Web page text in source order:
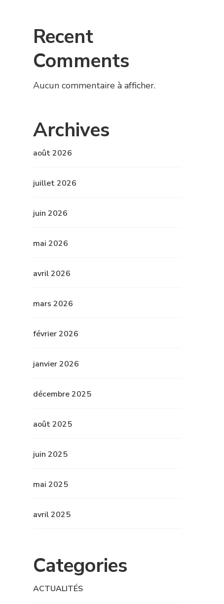
Recent
Comments
Aucun commentaire à afficher.
Archives
août 2026
juillet 2026
juin 2026
mai 2026
avril 2026
mars 2026
février 2026
janvier 2026
décembre 2025
août 2025
juin 2025
mai 2025
avril 2025
Categories
ACTUALITÉS